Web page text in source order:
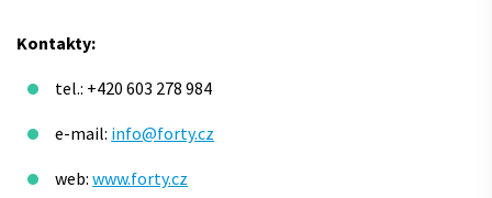
Kontakty:
tel.: +420 603 278 984
e-mail: info@forty.cz
web:www.forty.cz